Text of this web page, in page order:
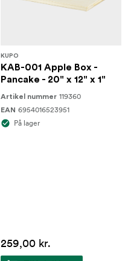
KUPO
KAB-001 Apple Box -
Pancake - 20" x 12" x 1"
Artikel nummer 119360
EAN 6954016523951
På lager
259,00 kr.